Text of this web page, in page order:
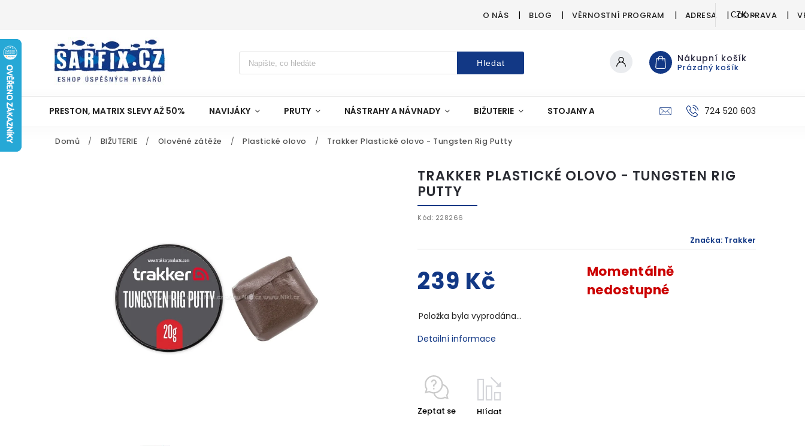
O NÁS BLOG VĚRNOSTNÍ PROGRAM ADRESA DOPRAVA
CZK
Hledat Nákupní košík
Prázdný košík
PRESTON, MATRIX SLEVY AŽ 50% NAVIJÁKY PRUTY NÁSTRAHY A NÁVNADY BIŽUTERIE STOJANY A SIGNALIZÁTORY PÉČE O ÚLOVEK
724 520 603
Domů / BIŽUTERIE / Olověné zátěže / Plastické olovo / Trakker Plastické olovo - Tungsten Rig Putty
TRAKKER PLASTICKÉ OLOVO - TUNGSTEN RIG
PUTTY
Kód: 228266
Značka: Trakker
239 Kč
Momentálně
nedostupné
Položka byla vyprodána…
Detailní informace
Zeptat se Hlídat